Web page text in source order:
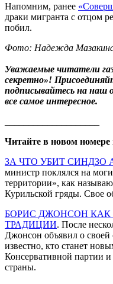
Напомним, ранее
драки мигранта с отцом
побил.
Фото: Надежда
Уважаемые читатели
секретно»!
подписывайтесь на наш
все самое интересное.
Читайте в новом номере
ЗА ЧТО УБИТ СИНДЗО
министр поклялся на
территории», как
Курильской гряды. Свое
БОРИС ДЖОНСОН КАК
ТРАДИЦИИ. После
Джонсон объявил о своей
известно, кто станет
Консервативной партии
страны.